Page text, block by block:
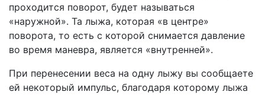
проходится поворот, будет называться
«наружной». Та лыжа, которая «в центре»
поворота, то есть с которой снимается давление
во время маневра, является «внутренней».
При перенесении веса на одну лыжу вы сообщаете
ей некоторый импульс, благодаря которому лыжа